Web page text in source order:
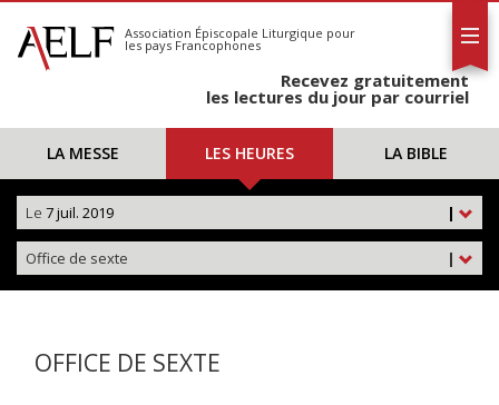
S'abonner
Calendrier
Association Épiscopale Liturgique pour
les pays Francophones
Recevez gratuitement
les lectures du jour par courriel
LA MESSE LES HEURES LA BIBLE
|
Le 7 juil. 2019
|
Office de sexte
OFFICE DE SEXTE